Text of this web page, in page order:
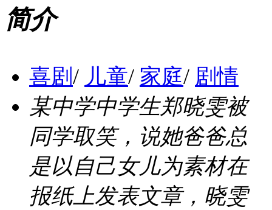
简介
喜剧 / 儿童/ 家庭/ 剧情
某中学中学生郑晓雯被
同学取笑，说她爸爸总
是以自己女儿为素材在
报纸上发表文章，晓雯